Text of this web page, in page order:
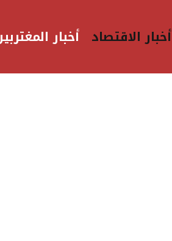
أخبار الاقتصاد أخبار